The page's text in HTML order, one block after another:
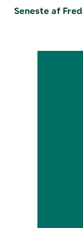
Seneste af